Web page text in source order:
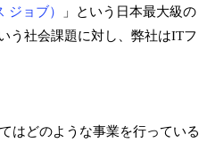
ジョブ）
」という日本最大級の
う社会課題に対し、弊社はITフ
はどのような事業を行っている